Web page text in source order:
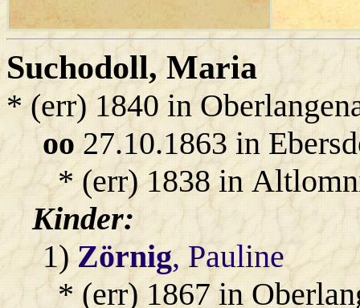
Suchodoll, Maria
* (err) 1840 in
oo27.10.1863 in
* (err) 1838 in
Kinder:
1)Zörnig, Pauline
* (err) 1867 in